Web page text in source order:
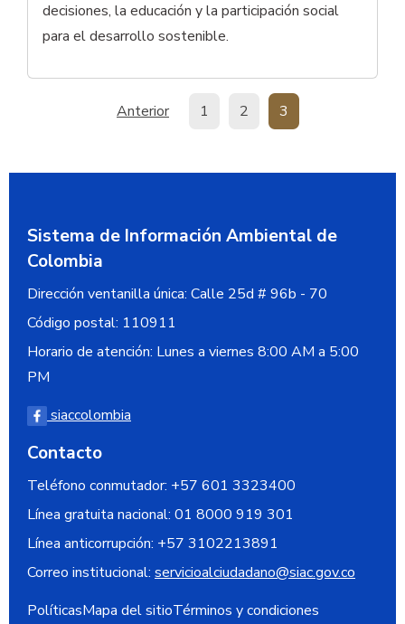
decisiones, la educación y la participación social
para el desarrollo sostenible.
Página anterior
Anterior Página
1 Página
2 Página
3
Sistema de Información Ambiental de
Colombia
Dirección ventanilla única: Calle 25d # 96b - 70
Código postal: 110911
Horario de atención: Lunes a viernes 8:00 AM a 5:00
PM
siaccolombia
Contacto
Teléfono conmutador: +57 601 3323400
Línea gratuita nacional: 01 8000 919 301
Línea anticorrupción: +57 3102213891
Correo institucional: servicioalciudadano@siac.gov.co
PolíticasMapa del sitioTérminos y condiciones